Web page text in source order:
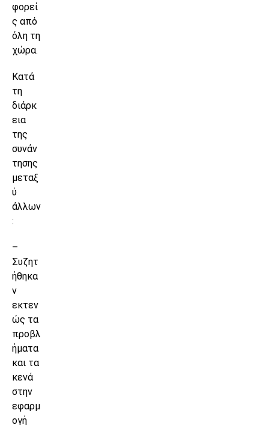
φορεί
ς από
όλη τη
χώρα.
Κατά
τη
διάρκ
εια
της
συνάν
τησης
μεταξ
ύ
άλλων
:
–
Συζητ
ήθηκα
ν
εκτεν
ώς τα
προβλ
ήματα
και τα
κενά
στην
εφαρμ
ογή